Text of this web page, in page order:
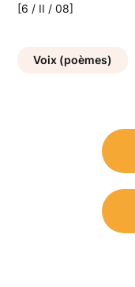
[6 / II / 08]
Voix (poèmes)
Navigation